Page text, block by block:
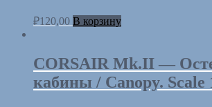
₽120,00 В корзину
CORSAIR Mk.II —
кабины / Canopy. Scale